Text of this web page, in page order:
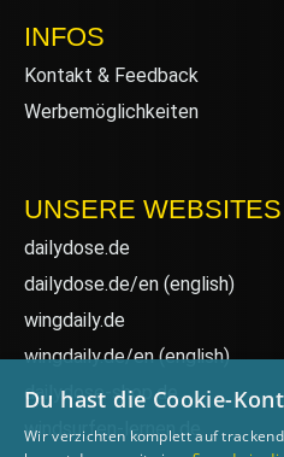
INFOS
Kontakt & Feedback
Werbemöglichkeiten
UNSERE WEBSITES
dailydose.de
dailydose.de/en (english)
wingdaily.de
wingdaily.de/en(english)
dailydose-shop.de
windsurfen-lernen.de
Du hast die Cookie-
Wir verzichten komplett auf